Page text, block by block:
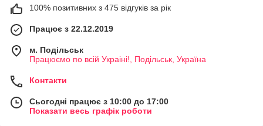
100% позитивних з 475 відгуків за рік
Працює з 22.12.2019
м. Подільськ
Працюємо по всій Украіні!, Подільськ, Україна
Контакти
Сьогодні працює з 10:00 до 17:00
Показати весь графік роботи